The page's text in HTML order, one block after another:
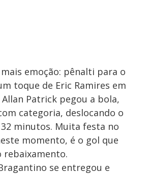
emoção: pênalti para o
toque de Eric Ramires em
Patrick pegou a bola,
categoria, deslocando o
minutos. Muita festa no
momento, é o gol que
rebaixamento.
se entregou e